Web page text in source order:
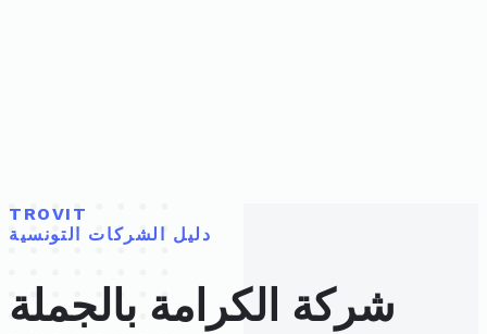
TROVIT
دليل الشركات التونسية
شركة الكرامة بالجملة